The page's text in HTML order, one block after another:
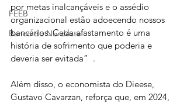
FEEB
Banco do Nordeste
por metas inalcançáveis e o assédio
organizacional estão adoecendo nossos
bancários. Cada afastamento é uma
história de sofrimento que poderia e
deveria ser evitada”  .
Além disso, o economista do Dieese,
Gustavo Cavarzan, reforça que, em 2024,